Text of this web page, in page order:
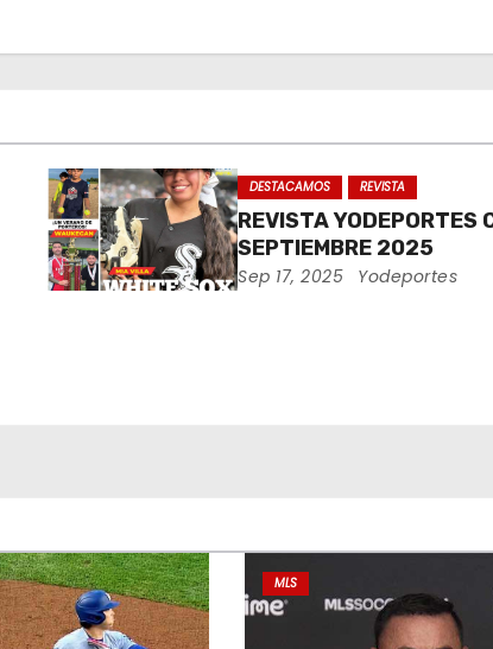
DESTACAMOS REVISTA
REVISTA YODEPORTES
SEPTIEMBRE 2025
Sep 17, 2025 Yodeportes
MLS